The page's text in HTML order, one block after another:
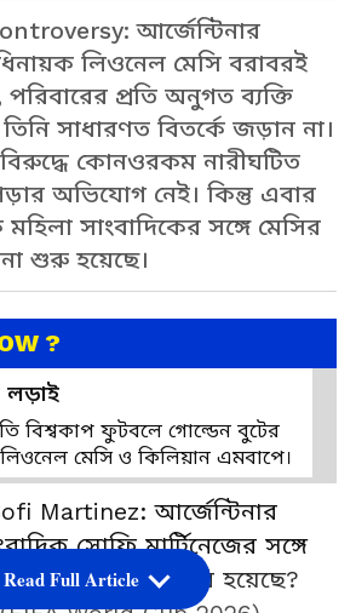
আর্জেন্টিনার
লিওনেল মেসি বরাবরই
পরিবারের প্রতি অনুগত ব্যক্তি
সাধারণত বিতর্কে জড়ান না।
কোনওরকম নারীঘটিত
অভিযোগ নেই। কিন্তু এবার
সাংবাদিকের সঙ্গে মেসির
শুরু হয়েছে।
?
লড়াই
বিশ্বকাপ ফুটবলে গোল্ডেন বুটের
মেসি ও কিলিয়ান এমবাপে।
Martinez: আর্জেন্টিনার
সোফি মার্টিনেজের সঙ্গে
ঘনিষ্ঠ সম্পর্ক তৈরি হয়েছে?
Read Full Article